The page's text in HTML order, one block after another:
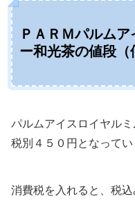
ＰＡＲＭパルム
ー和光茶の値段（
パルムアイスロイヤル
税別４５０円となってい
消費税を入れると、税